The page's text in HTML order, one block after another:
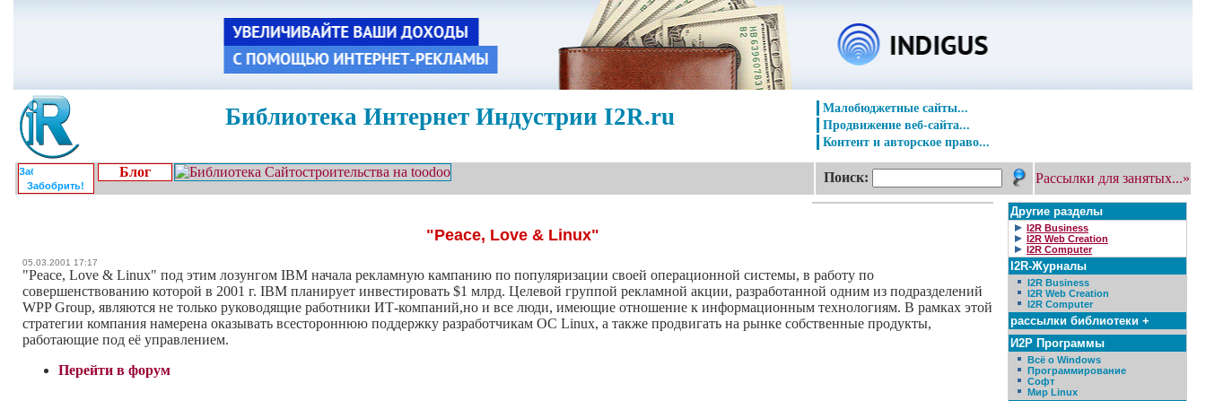
Библиотека Интернет Индустрии I2R.ru
Малобюджетные сайты...
Продвижение веб-сайта...
Контент и авторское право...
Забобрить!
Блог Поиск: Рассылки для занятых...»
"Peace, Love & Linux"
05.03.2001 17:17
"Peace, Love & Linux" под этим лозунгом IBM начала рекламную кампанию по популяризации своей операционной системы, в работу по
совершенствованию которой в 2001 г. IBM планирует инвестировать $1 млрд. Целевой группой рекламной акции, разработанной одним из подразделений
WPP Group, являются не только руководящие работники ИТ-компаний,но и все люди, имеющие отношение к информационным технологиям. В рамках этой
стратегии компания намерена оказывать всестороннюю поддержку разработчикам ОС Linux, а также продвигать на рынке собственные продукты,
работающие под её управлением.
Перейти в форум
Другие разделы
I2R Business
I2R Web Creation
I2R Computer
I2R-Журналы
I2R Business
I2R Web Creation
I2R Computer
рассылки библиотеки +
И2Р Программы
Всё о Windows
Программирование
Софт
Мир Linux